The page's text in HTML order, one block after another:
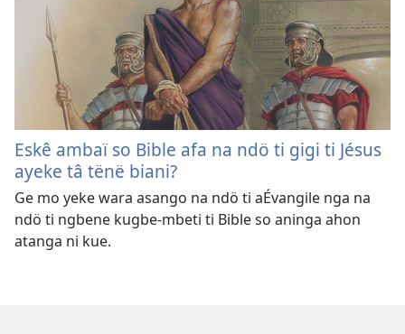
Eskê ambaï so Bible afa na ndö ti gigi ti Jésus
ayeke tâ tënë biani?
Ge mo yeke wara asango na ndö ti aÉvangile nga na
ndö ti ngbene kugbe-mbeti ti Bible so aninga ahon
atanga ni kue.